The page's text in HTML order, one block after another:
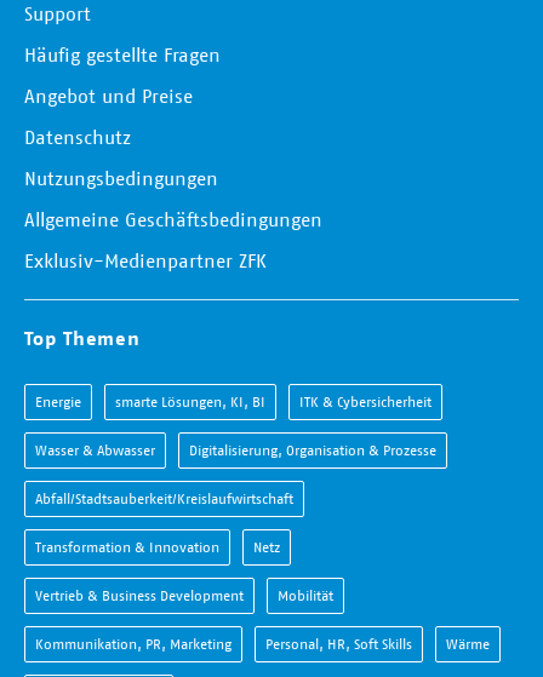
Support
Häufig gestellte Fragen
Angebot und Preise
Datenschutz
Nutzungsbedingungen
Allgemeine Geschäftsbedingungen
Exklusiv-Medienpartner ZFK
Top Themen
Energie smarte Lösungen, KI, BI ITK & Cybersicherheit
Wasser & Abwasser Digitalisierung, Organisation & Prozesse
Abfall/Stadtsauberkeit/Kreislaufwirtschaft
Transformation & Innovation Netz
Vertrieb & Business Development Mobilität
Kommunikation, PR, Marketing Personal, HR, Soft Skills Wärme